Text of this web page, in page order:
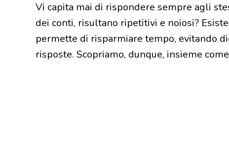
Vi capita mai di rispondere sempre agli
dei conti, risultano ripetitivi e noiosi?
permette di risparmiare tempo, evitando
risposte. Scopriamo, dunque, insieme